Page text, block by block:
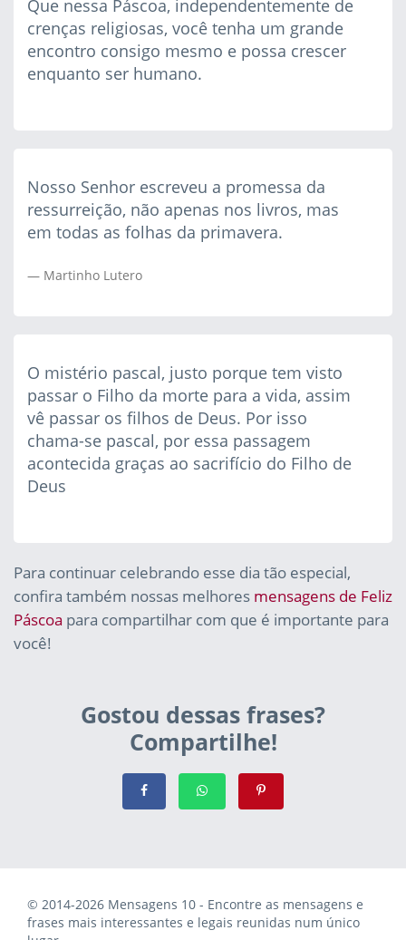
Que nessa Páscoa, independentemente de
crenças religiosas, você tenha um grande
encontro consigo mesmo e possa crescer
enquanto ser humano.
Nosso Senhor escreveu a promessa da
ressurreição, não apenas nos livros, mas
em todas as folhas da primavera.
Martinho Lutero
O mistério pascal, justo porque tem visto
passar o Filho da morte para a vida, assim
vê passar os filhos de Deus. Por isso
chama-se pascal, por essa passagem
acontecida graças ao sacrifício do Filho de
Deus
Para continuar celebrando esse dia tão especial,
confira também nossas melhores mensagens de Feliz
Páscoa para compartilhar com que é importante para
você!
Gostou dessas frases?
Compartilhe!
© 2014-2026 Mensagens 10 - Encontre as mensagens e
frases mais interessantes e legais reunidas num único